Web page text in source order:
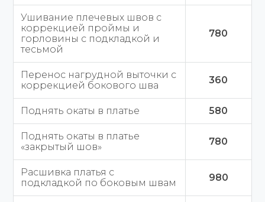
Ушивание плечевых швов с
коррекцией проймы и
горловины с подкладкой и
тесьмой
780
Перенос нагрудной выточки с
коррекцией бокового шва
360
Поднять окаты в платье 580
Поднять окаты в платье
«закрытый шов»
780
Расшивка платья с
подкладкой по боковым швам
980